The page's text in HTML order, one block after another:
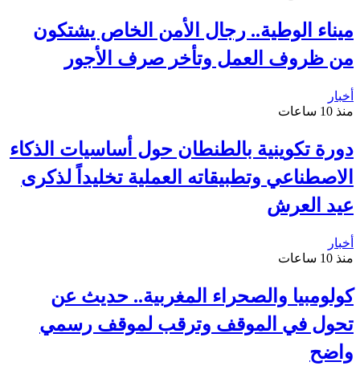
ميناء الوطية.. رجال الأمن الخاص يشتكون
من ظروف العمل وتأخر صرف الأجور
أخبار
منذ 10 ساعات
دورة تكوينية بالطنطان حول أساسيات الذكاء
الاصطناعي وتطبيقاته العملية تخليداً لذكرى
عيد العرش
أخبار
منذ 10 ساعات
كولومبيا والصحراء المغربية.. حديث عن
تحول في الموقف وترقب لموقف رسمي
واضح